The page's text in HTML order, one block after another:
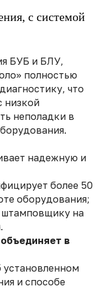
с системой
БУБ и БЛУ,
полностью
что
низкой
неполадки в
надежную и
более 50
оборудования;
штамповщику на
в
установленном
и способе